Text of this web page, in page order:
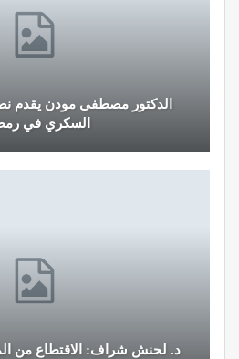
الدكتور مصطفى مودن يقدم
السكري في
د. لحنش شراف: الاقتطاع من